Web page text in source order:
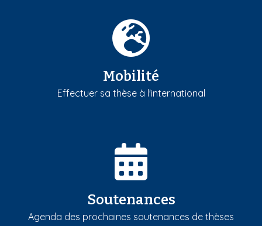
Mobilité
Effectuer sa thèse à l'international
Soutenances
Agenda des prochaines soutenances de thèses